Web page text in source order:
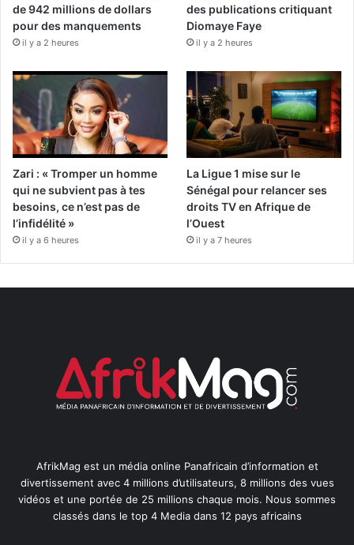
de 942 millions de dollars
pour des manquements
il y a 2 heures
des publications critiquant
Diomaye Faye
il y a 2 heures
Zari : « Tromper un homme
qui ne subvient pas à tes
besoins, ce n’est pas de
l’infidélité »
il y a 6 heures
La Ligue 1 mise sur le
Sénégal pour relancer ses
droits TV en Afrique de
l’Ouest
il y a 7 heures
AfrikMag est un média online Panafricain d’information et
divertissement avec 4 millions d’utilisateurs, 8 millions des vues
vidéos et une portée de 25 millions chaque mois. Nous sommes
classés dans le top 4 Media dans 12 pays africains